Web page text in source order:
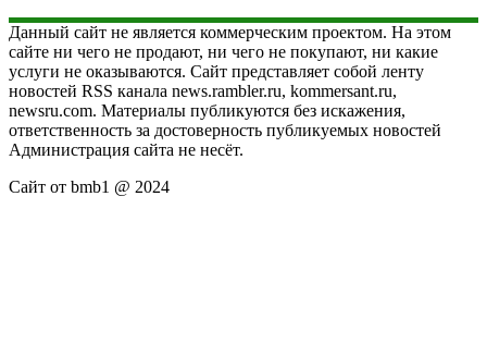
Данный сайт не является коммерческим проектом. На этом
сайте ни чего не продают, ни чего не покупают, ни какие
услуги не оказываются. Сайт представляет собой ленту
новостей RSS канала news.rambler.ru, kommersant.ru,
newsru.com. Материалы публикуются без искажения,
ответственность за достоверность публикуемых новостей
Администрация сайта не несёт.
Сайт от bmb1 @ 2024